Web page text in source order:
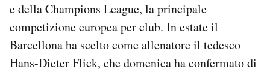
e della Champions League, la principale
competizione europea per club. In estate il
Barcellona ha scelto come allenatore il tedesco
Hans-Dieter Flick, che domenica ha confermato di